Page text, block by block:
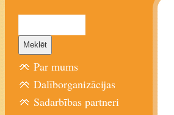
Par mums
Dalīborganizācijas
Sadarbības partneri